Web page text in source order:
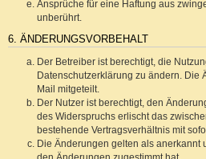
Ansprüche für eine Haftung aus
unberührt.
6. ÄNDERUNGSVORBEHALT
Der Betreiber ist berechtigt, die
Datenschutzerklärung zu ändern. Die
Mail mitgeteilt.
Der Nutzer ist berechtigt, den
des Widerspruchs erlischt das
bestehende Vertragsverhältnis mit
Die Änderungen gelten als anerkannt